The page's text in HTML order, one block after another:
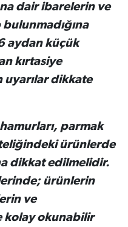
dair ibarelerin ve
aydan küçük
kırtasiye
uyarılar dikkate
parmak
ürünlerde
dikkat edilmelidir.
ürünlerin
ve
kolay okunabilir